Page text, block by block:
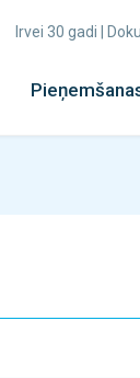
Irvei 30 gadi |